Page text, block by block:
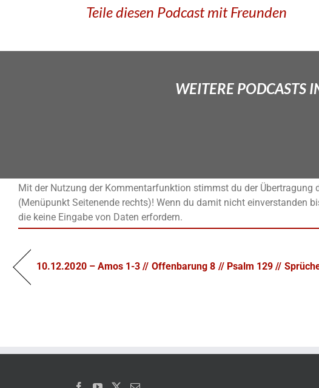
Teile diesen Podcast mit Freunden
WEITERE PODCASTS
Mit der Nutzung der Kommentarfunktion stimmst du der Übertragung
(Menüpunkt Seitenende rechts)! Wenn du damit nicht einverstanden
die keine Eingabe von Daten erfordern.
10.12.2020 – Amos 1-3 // Offenbarung 8 // Psalm 129 //